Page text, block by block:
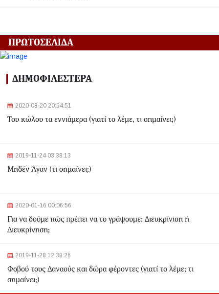
Αλλαγές στα δρομολόγια του Μετρό και του Τραμ λόγω
2024-03-22 11:07:47
Ομόνοια: Ριφιφί σε κοσμηματοπωλείο - Άρπαξαν
2024-03-22 10:52:10
Σεισμός 4,7 Ρίχτερ ανοιχτά της Κέρκυρας
σκουπίδια
Θεσσαλονίκη: Δίπλα στο 9χρονο παιδί του κατέληξε ο
30χρονος οδηγός - Ερευνώνται τα αίτια του
δυστυχήματος
ΠΡΩΤΟΣΕΛΙΔΑ
ΔΗΜΟΦΙΛΕΣΤΕΡΑ
2020-08-20 20:54:51
Του κώλου τα εννιάμερα (γιατί το λέμε, τι σημαίνει;)
2019-11-24 03:38:13
Μηδέν Άγαν (τι σημαίνει;)
2020-01-16 00:06:56
Για να δούμε πώς πρέπει να το γράψουμε: Διευκρίνιση ή
Διευκρίνηση;
2019-11-28 12:38:26
Φοβού τους Δαναούς και δώρα φέροντες (γιατί το λέμε; τι
σημαίνει;)